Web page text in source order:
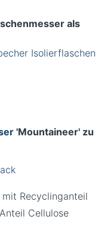
Isolierflaschen
als
'Mountaineer' zu
Recyclinganteil
Cellulose